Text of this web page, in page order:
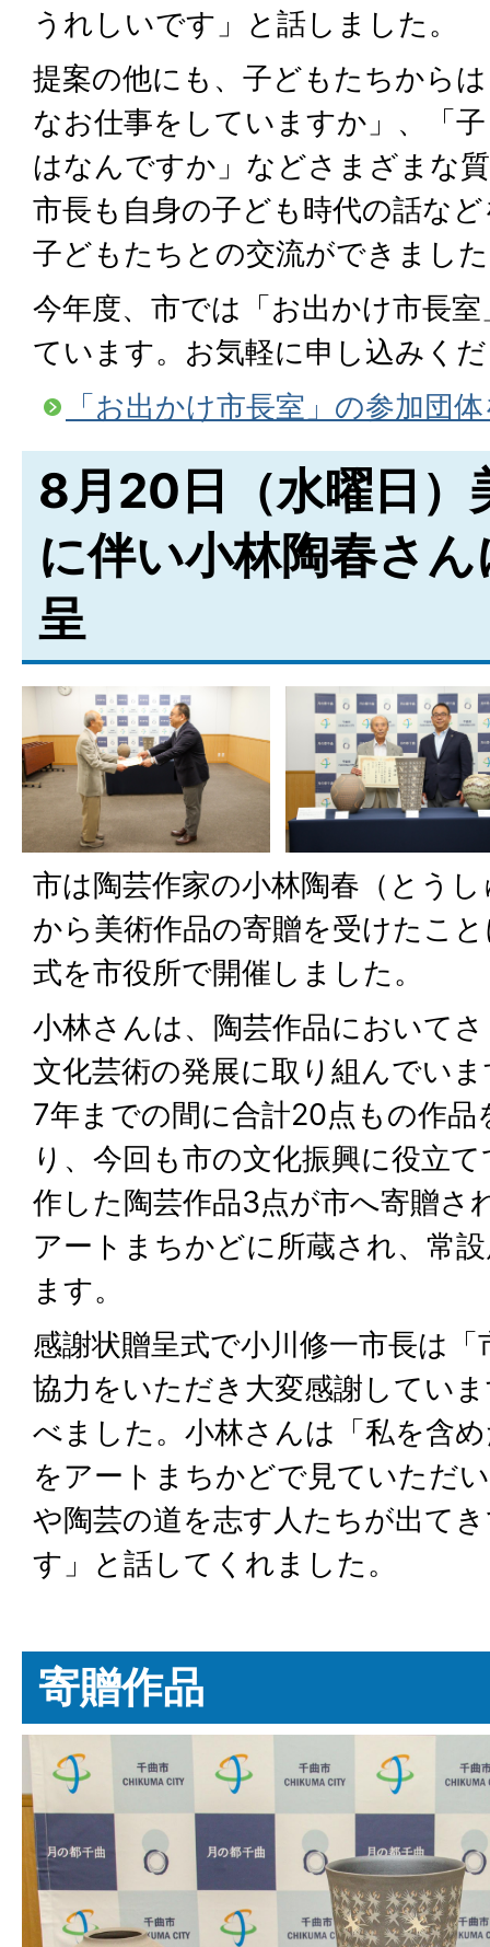
うれしいです」と話しました。
提案の他にも、子どもたちから
なお仕事をしていますか」、「
はなんですか」などさまざまな
市長も自身の子ども時代の話な
子どもたちとの交流ができまし
今年度、市では「お出かけ市長
ています。お気軽に申し込みく
「お出かけ市長室」の参加団
8月20日（水曜日）
に伴い小林陶春さ
呈
市は陶芸作家の小林陶春（とう
から美術作品の寄贈を受けたこ
式を市役所で開催しました。
小林さんは、陶芸作品において
文化芸術の発展に取り組んでい
7年までの間に合計20点もの作品
り、今回も市の文化振興に役立
作した陶芸作品3点が市へ寄贈さ
アートまちかどに所蔵され、常
ます。
感謝状贈呈式で小川修一市長は
協力をいただき大変感謝してい
べました。小林さんは「私を含
をアートまちかどで見ていただ
や陶芸の道を志す人たちが出て
す」と話してくれました。
寄贈作品